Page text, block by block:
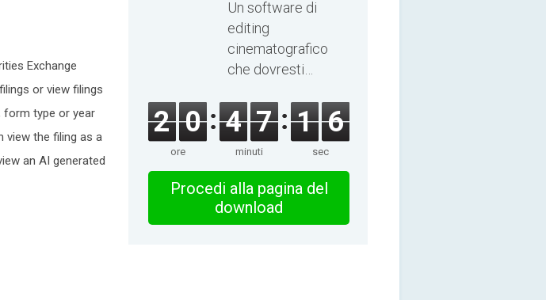
Exchange
or view filings
form type or year
view the filing as a
an AI generated
Un software di
editing
cinematografico
che dovresti
2 0
ore
4 7
minuti
1 6
sec
Procedi alla pagina del
download